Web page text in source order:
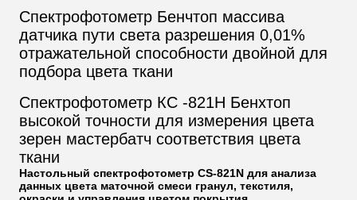
Спектрофотометр Бенчтоп массива
датчика пути света разрешения 0,01%
отражательной способности двойной для
подбора цвета ткани
Спектрофотометр КС -821Н Бенхтоп
высокой точности для измерения цвета
зерен мастербатч соответствия цвета
ткани
Настольный спектрофотометр CS-821N для анализа
данных цвета маточной смеси гранул, текстиля,